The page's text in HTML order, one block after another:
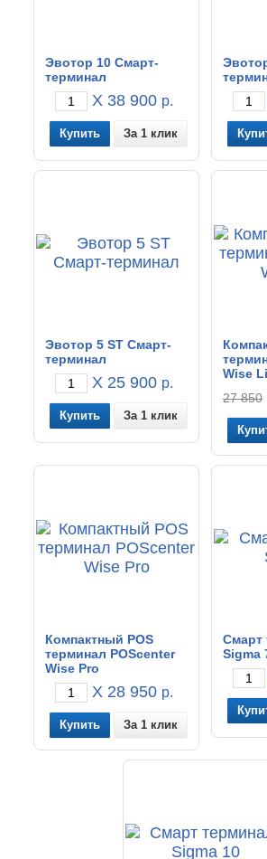
Эвотор 10 Смарт-
терминал
X 38 900 р.
За 1 клик
Эвотор 5 ST Смарт-
терминал
X 25 900 р.
За 1 клик
Wise
27 850
Компактный POS
терминал POScenter
Wise Pro
X 28 950 р.
За 1 клик
Смарт
Sigma